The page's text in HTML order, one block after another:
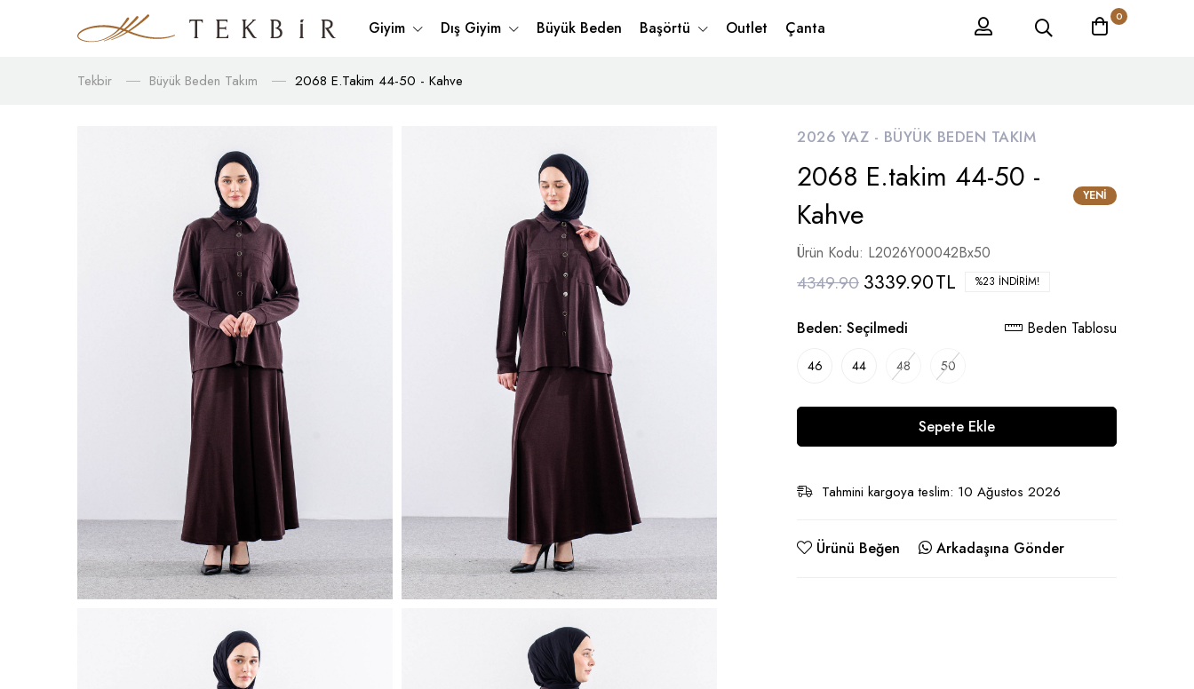
Giyim Dış Giyim Büyük Beden Başörtü Outlet Çanta
0
Tekbir Büyük Beden Takım 2068 E.takim 44-50 - Kahve
2026 YAZ - BÜYÜK BEDEN TAKIM
2068 E.takim 44-50 -
Kahve
YENI
Ürün Kodu: L2026Y00042Bx50
4349.90 3339.90TL %23 İNDIRIM!
Beden: Seçilmedi Beden Tablosu
46 44 48 50
Sepete Ekle
Tahmini kargoya teslim: 10 Ağustos 2026
Ürünü Beğen Arkadaşına Gönder